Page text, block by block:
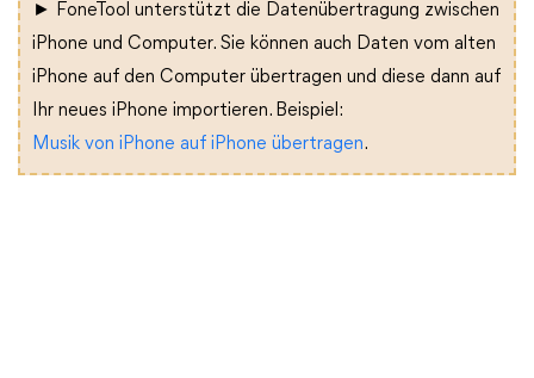
► FoneTool unterstützt die Datenübertragung zwischen
iPhone und Computer. Sie können auch Daten vom alten
iPhone auf den Computer übertragen und diese dann auf
Ihr neues iPhone importieren. Beispiel:
Musik von iPhone auf iPhone übertragen.